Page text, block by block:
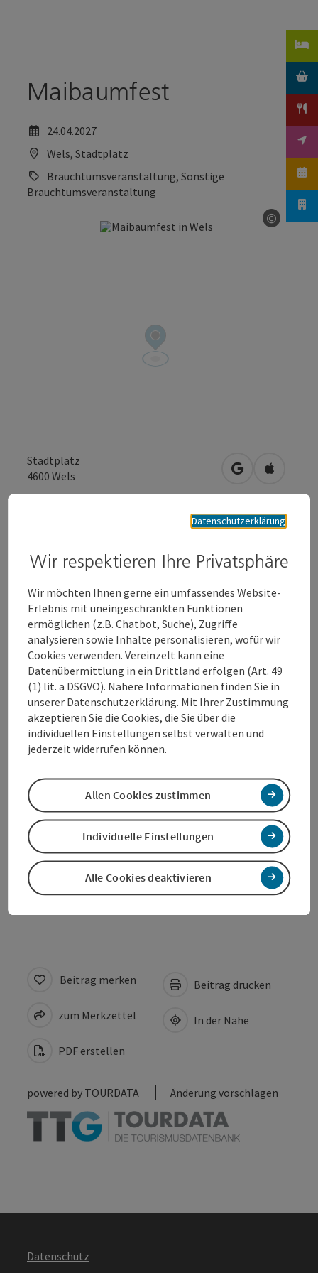
Maibaumfest
24.04.2027
Wels, Stadtplatz
Brauchtumsveranstaltung, Sonstige
Brauchtumsveranstaltung
©
Stadtplatz
4600 Wels in Googlein Apple
Kontakt
Veranstaltungsort
Preise
Eignung
Barrierefreiheit
Anfrage senden
Zur Website
Beitrag merken
zum Merkzettel
PDF erstellen
Beitrag drucken
In der Nähe
powered by TOURDATA Änderung vorschlagen
Datenschutz
Datenschutzerklärung
Wir respektieren Ihre Privatsphäre
Wir möchten Ihnen gerne ein umfassendes Website-
Erlebnis mit uneingeschränkten Funktionen
ermöglichen (z.B. Chatbot, Suche), Zugriffe
analysieren sowie Inhalte personalisieren, wofür wir
Cookies verwenden. Vereinzelt kann eine
Datenübermittlung in ein Drittland erfolgen (Art. 49
(1) lit. a DSGVO). Nähere Informationen finden Sie in
unserer Datenschutzerklärung. Mit Ihrer Zustimmung
akzeptieren Sie die Cookies, die Sie über die
individuellen Einstellungen selbst verwalten und
jederzeit widerrufen können.
Alle Cookies deaktivieren
Individuelle Einstellungen
Allen Cookies zustimmen